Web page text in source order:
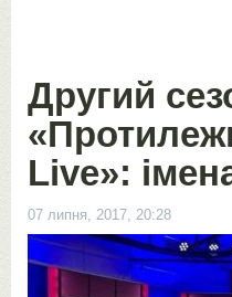
Другий
Live»:
07 липня, 2017, 20:28